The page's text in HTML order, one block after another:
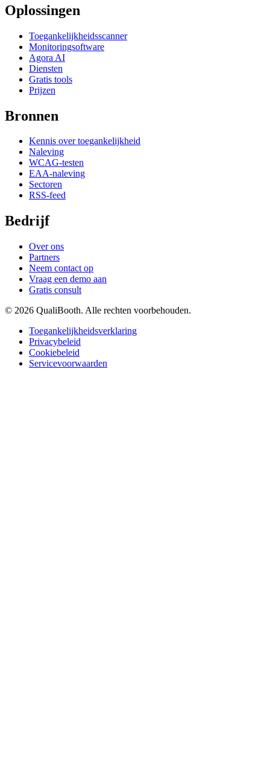
Oplossingen
Toegankelijkheidsscanner
Monitoringsoftware
Agora AI
Diensten
Gratis tools
Prijzen
Bronnen
Kennis over toegankelijkheid
Naleving
WCAG-testen
EAA-naleving
Sectoren
RSS-feed
Bedrijf
Over ons
Partners
Neem contact op
Vraag een demo aan
Gratis consult
© 2026 QualiBooth. Alle rechten voorbehouden.
Toegankelijkheidsverklaring
Privacybeleid
Cookiebeleid
Servicevoorwaarden